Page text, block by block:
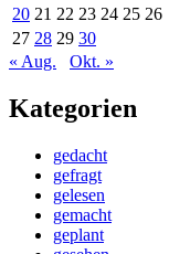
20 21 22 23 24 25 26
27 28 29 30
« Aug.
Okt. »
Kategorien
gedacht
gefragt
gelesen
gemacht
geplant